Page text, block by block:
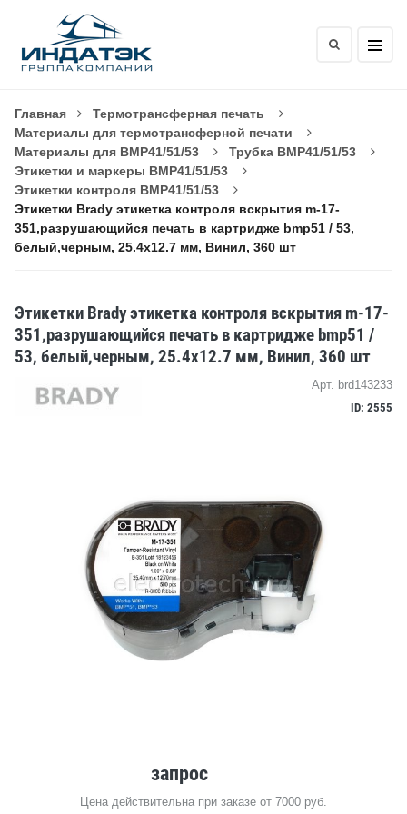
Главная
Термотрансферная печать
Материалы для термотрансферной печати
Материалы для BMP41/51/53
Трубка BMP41/51/53
Этикетки и маркеры BMP41/51/53
Этикетки контроля BMP41/51/53
Этикетки Brady этикетка контроля вскрытия m-17-
351,разрушающийся печать в картридже bmp51 / 53,
белый,черным, 25.4x12.7 мм, Винил, 360 шт
Этикетки Brady этикетка контроля вскрытия m-17-
351,разрушающийся печать в картридже bmp51 /
53, белый,черным, 25.4x12.7 мм, Винил, 360 шт
Арт. brd143233
ID: 2555
запрос
Цена действительна при заказе от 7000 руб.